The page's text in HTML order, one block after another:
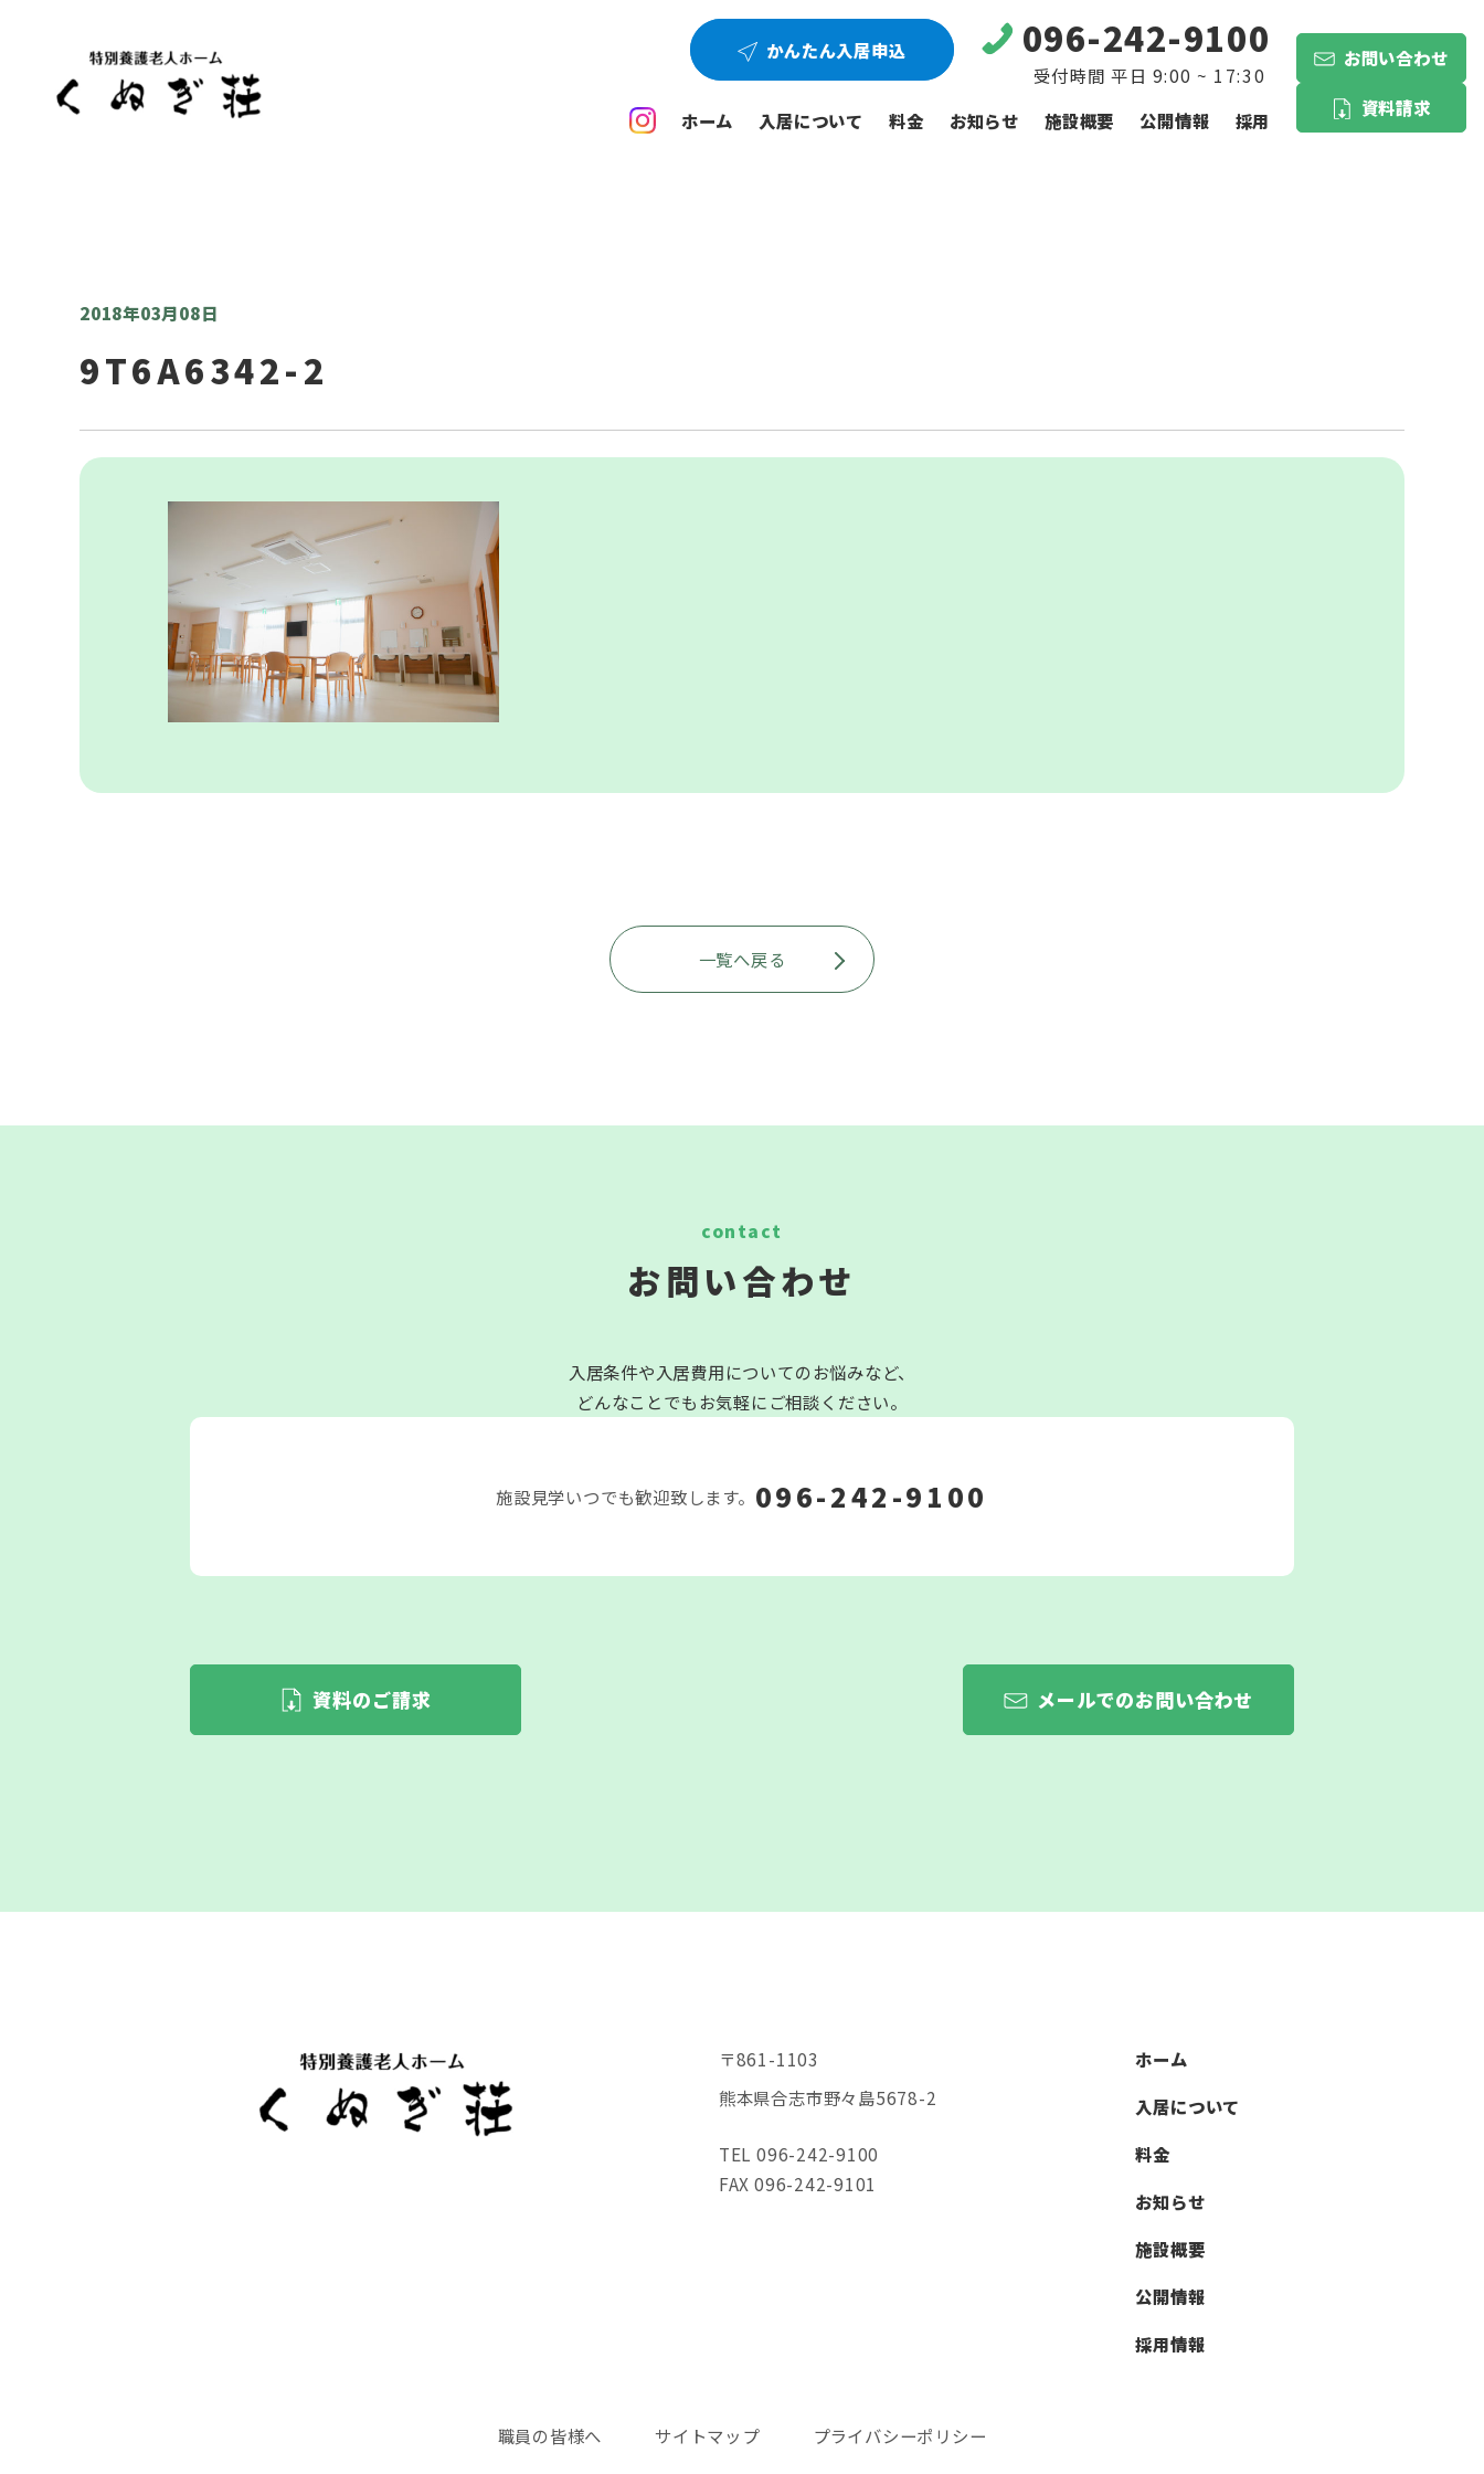
かんたん入居申込 096-242-9100
ホーム 入居について 料金 お知らせ 施設概要 公開情報 採用
お問い合わせ
資料請求
2018年03月08日
9T6A6342-2
一覧へ戻る
お問い合わせ
入居条件や入居費用についてのお悩みなど、
どんなことでもお気軽にご相談ください。
施設見学いつでも歓迎致します。 096-242-9100
資料のご請求 メールでのお問い合わせ
〒861-1103
熊本県合志市野々島5678-2
TEL 096-242-9100
FAX 096-242-9101
ホーム
入居について
料金
お知らせ
施設概要
公開情報
採用情報
職員の皆様へ サイトマップ プライバシーポリシー